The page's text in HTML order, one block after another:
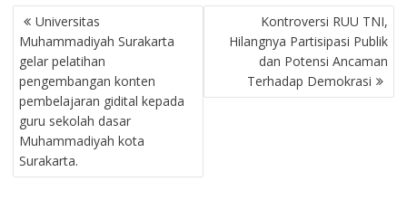
P
O
S
T
N
A
V
G
Universitas
Muhammadiyah Surakarta
gelar pelatihan
pengembangan konten
pembelajaran gidital kepada
guru sekolah dasar
Muhammadiyah kota
Surakarta.
Kontroversi RUU TNI,
Hilangnya Partisipasi Publik
dan Potensi Ancaman
Terhadap Demokrasi